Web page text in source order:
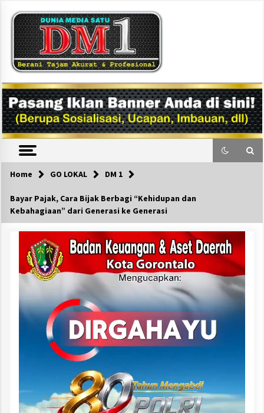
content
DM1
Home GO LOKAL DM 1
Bayar Pajak, Cara Bijak Berbagi “Kehidupan dan
Kebahagiaan” dari Generasi ke Generasi